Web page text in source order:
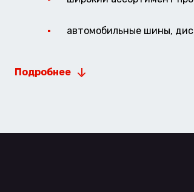
автомобильные шины,
Подробнее